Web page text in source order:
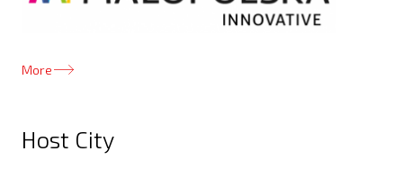
More
Host City